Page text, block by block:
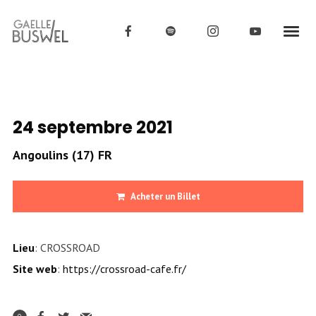
24 septembre 2021
Angoulins (17) FR
Acheter un Billet
Lieu: CROSSROAD
Site web: https://crossroad-cafe.fr/